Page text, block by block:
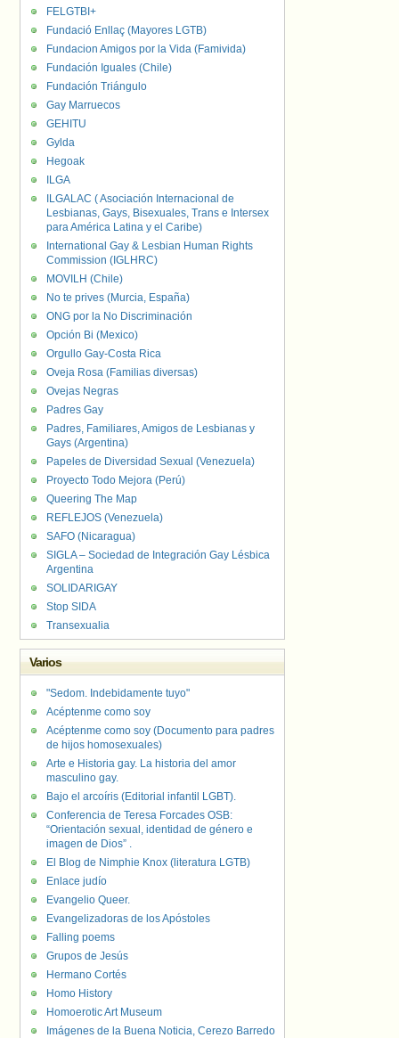
FELGTBI+
Fundació Enllaç (Mayores LGTB)
Fundacion Amigos por la Vida (Famivida)
Fundación Iguales (Chile)
Fundación Triángulo
Gay Marruecos
GEHITU
Gylda
Hegoak
ILGA
ILGALAC ( Asociación Internacional de
Lesbianas, Gays, Bisexuales, Trans e Intersex
para América Latina y el Caribe)
International Gay & Lesbian Human Rights
Commission (IGLHRC)
MOVILH (Chile)
No te prives (Murcia, España)
ONG por la No Discriminación
Opción Bi (Mexico)
Orgullo Gay-Costa Rica
Oveja Rosa (Familias diversas)
Ovejas Negras
Padres Gay
Padres, Familiares, Amigos de Lesbianas y
Gays (Argentina)
Papeles de Diversidad Sexual (Venezuela)
Proyecto Todo Mejora (Perú)
Queering The Map
REFLEJOS (Venezuela)
SAFO (Nicaragua)
SIGLA – Sociedad de Integración Gay Lésbica
Argentina
SOLIDARIGAY
Stop SIDA
Transexualia
Varios
"Sedom. Indebidamente tuyo"
Acéptenme como soy
Acéptenme como soy (Documento para padres
de hijos homosexuales)
Arte e Historia gay. La historia del amor
masculino gay.
Bajo el arcoíris (Editorial infantil LGBT).
Conferencia de Teresa Forcades OSB:
“Orientación sexual, identidad de género e
imagen de Dios” .
El Blog de Nimphie Knox (literatura LGTB)
Enlace judío
Evangelio Queer.
Evangelizadoras de los Apóstoles
Falling poems
Grupos de Jesús
Hermano Cortés
Homo History
Homoerotic Art Museum
Imágenes de la Buena Noticia, Cerezo Barredo